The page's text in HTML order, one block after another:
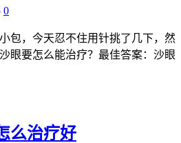
0
包，今天忍不住用针挑了几下，然
眼要怎么能治疗？最佳答案：沙眼
么治疗好